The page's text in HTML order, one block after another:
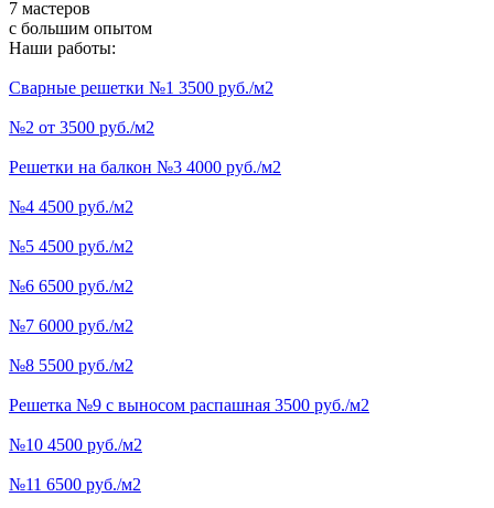
7 мастеров
с большим опытом
Наши работы:
Сварные решетки №1 3500 руб./м2
№2 от 3500 руб./м2
Решетки на балкон №3 4000 руб./м2
№4 4500 руб./м2
№5 4500 руб./м2
№6 6500 руб./м2
№7 6000 руб./м2
№8 5500 руб./м2
Решетка №9 с выносом распашная 3500 руб./м2
№10 4500 руб./м2
№11 6500 руб./м2